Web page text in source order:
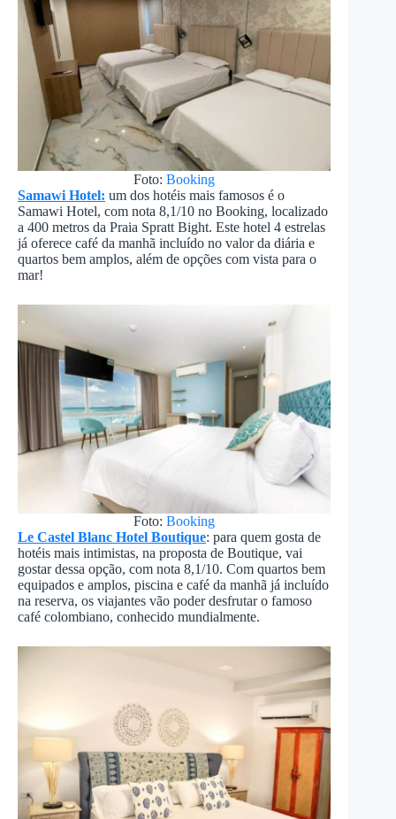
Foto:Booking
Samawi Hotel: um dos hotéis mais famosos é o
Samawi Hotel, com nota 8,1/10 no Booking, localizado
a 400 metros da Praia Spratt Bight. Este hotel 4 estrelas
já oferece café da manhã incluído no valor da diária e
quartos bem amplos, além de opções com vista para o
mar!
Foto:Booking
Le Castel Blanc Hotel Boutique: para quem gosta de
hotéis mais intimistas, na proposta de Boutique, vai
gostar dessa opção, com nota 8,1/10. Com quartos bem
equipados e amplos, piscina e café da manhã já incluído
na reserva, os viajantes vão poder desfrutar o famoso
café colombiano, conhecido mundialmente.